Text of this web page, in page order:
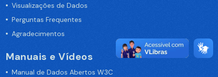
Visualizações de Dados
Perguntas Frequentes
Agradecimentos
Manuais e Vídeos
Manual de Dados Abertos W3C